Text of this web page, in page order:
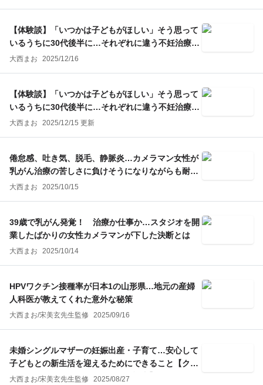
【体験談】「いつかは子どもがほしい」そう思って
いるうちに30代後半に…それぞれに違う不妊治療の
選択（後編）
大西まお 2025/12/16
【体験談】「いつかは子どもがほしい」そう思って
いるうちに30代後半に…それぞれに違う不妊治療の
選択（前編）
大西まお 2025/12/15 更新
倦怠感、吐き気、脱毛、静脈炎…カメラマン女性が
乳がん治療の苦しさに負けそうになりながらも耐え
抜けたワケ
大西まお 2025/10/15
39歳で乳がん発覚！ 治療か仕事か…スタジオを開
業したばかりの女性カメラマンが下した決断とは
大西まお 2025/10/14
HPVワクチン接種率が日本1の山形県…地元の産婦
人科医が教えてくれた意外な秘策
大西まお/宋美玄先生監修 2025/09/16
未婚シングルマザーの妊娠出産・子育て…安心して
子どもとの新生活を迎えるためにできること【クラ
ウドファンディング・リクエスト記事】
大西まお/宋美玄先生監修 2025/08/27